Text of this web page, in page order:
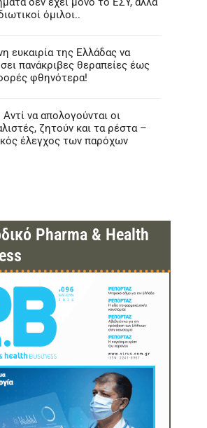
όμιλοι..
ευκαιρία της Ελλάδας να
πανάκριβες θεραπείες έως
φθηνότερα!
να απολογούνται οι
ζητούν και τα ρέστα –
έλεγχος των παρόχων
Pharma & Health